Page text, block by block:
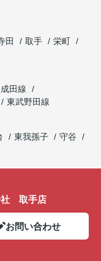
田 取手
栄町
成田線
東武野田線
東我孫子
守谷
社 取手店
お問い合わせ